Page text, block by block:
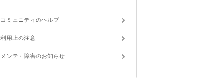
コミュニティのヘルプ
利用上の注意
メンテ・障害のお知らせ